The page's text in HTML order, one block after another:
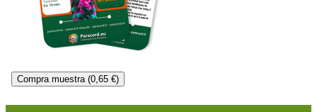
Compra muestra (0,65 €)